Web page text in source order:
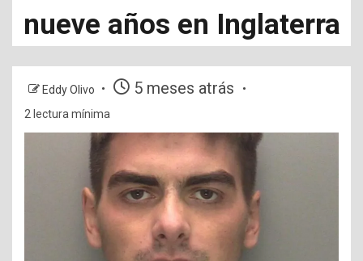
nueve años en Inglaterra
Eddy Olivo 5 meses atrás
2 lectura mínima